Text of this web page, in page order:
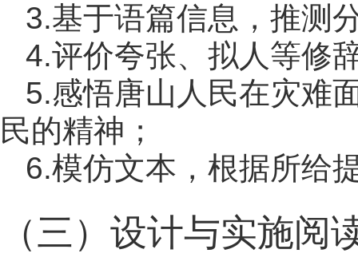
3.基于语篇信息，推测
4.评价夸张、拟人等修
5.感悟唐山人民在灾难
民的精神；
6.模仿文本，根据所给
（三）设计与实施阅